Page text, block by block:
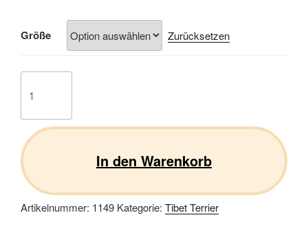
Größe Zurücksetzen
Terrier
Menge
In den Warenkorb
Artikelnummer: 1149 Kategorie: Tibet Terrier